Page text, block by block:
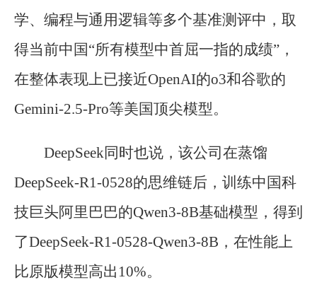
学、编程与通用逻辑等多个基准测评中，取
得当前中国“所有模型中首屈一指的成绩”，
在整体表现上已接近OpenAI的o3和谷歌的
Gemini-2.5-Pro等美国顶尖模型。
DeepSeek同时也说，该公司在蒸馏
DeepSeek-R1-0528的思维链后，训练中国科
技巨头阿里巴巴的Qwen3-8B基础模型，得到
了DeepSeek-R1-0528-Qwen3-8B，在性能上
比原版模型高出10%。